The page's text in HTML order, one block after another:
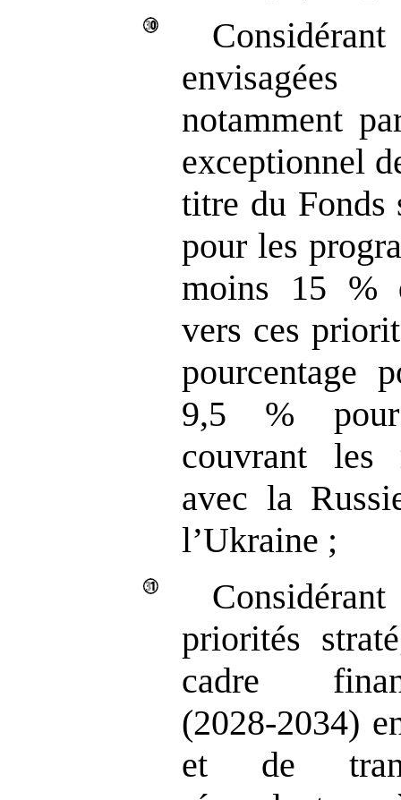
notamment
exceptionnel
titre du Fonds
pour les
moins 15 %
vers ces
pourcentage
9,5 % pour
couvrant les
avec la
l’Ukraine ;
priorités
cadre
(2028‑2034)
et de